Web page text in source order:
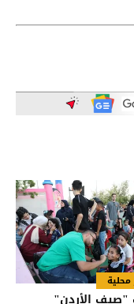
محلية
"صيف الأردن"